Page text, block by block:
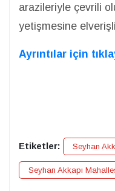
arazileriyle çevrili
yetişmesine
Ayrıntılar için
Etiketler: Seyhan
Seyhan Akkapı